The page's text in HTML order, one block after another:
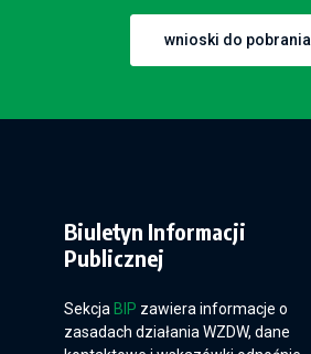
wnioski do pobrania
Biuletyn Informacji
Publicznej
Sekcja BIP zawiera informacje o
zasadach działania WZDW, dane